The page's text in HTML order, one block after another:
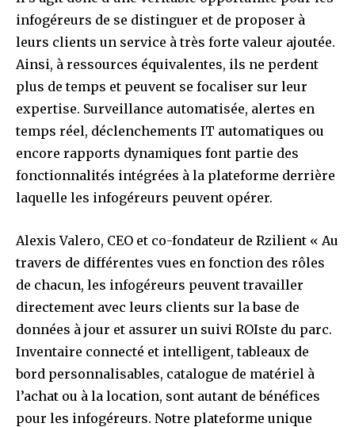
infogéreurs de se distinguer et de proposer à
leurs clients un service à très forte valeur ajoutée.
Ainsi, à ressources équivalentes, ils ne perdent
plus de temps et peuvent se focaliser sur leur
expertise. Surveillance automatisée, alertes en
temps réel, déclenchements IT automatiques ou
encore rapports dynamiques font partie des
fonctionnalités intégrées à la plateforme derrière
laquelle les infogéreurs peuvent opérer.
Alexis Valero, CEO et co-fondateur de Rzilient « Au
travers de différentes vues en fonction des rôles
de chacun, les infogéreurs peuvent travailler
directement avec leurs clients sur la base de
données à jour et assurer un suivi ROIste du parc.
Inventaire connecté et intelligent, tableaux de
bord personnalisables, catalogue de matériel à
l’achat ou à la location, sont autant de bénéfices
pour les infogéreurs. Notre plateforme unique